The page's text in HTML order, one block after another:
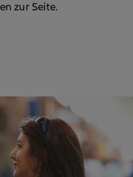
zur Seite.